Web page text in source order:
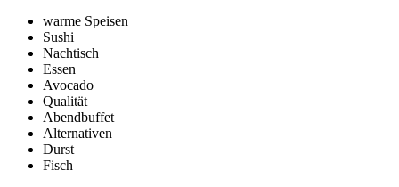
warme Speisen
Sushi
Nachtisch
Essen
Avocado
Qualität
Abendbuffet
Alternativen
Durst
Fisch